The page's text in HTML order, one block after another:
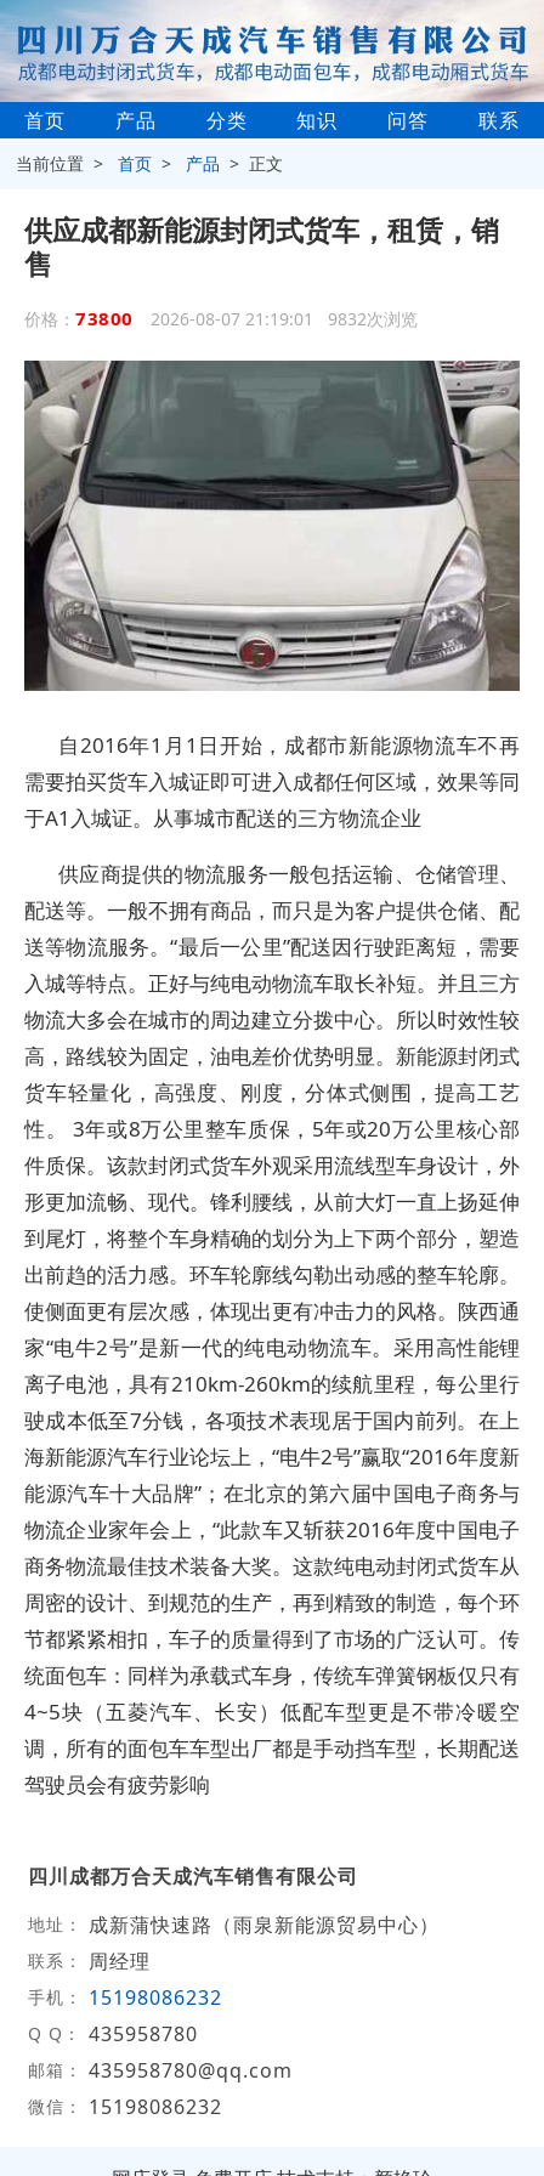
首页 产品 分类 知识 问答 联系
当前位置 >首页 > 产品 > 正文
供应成都新能源封闭式货车，租赁，销
售
价格： 73800 2026-08-07 21:19:01 9832次浏览
自2016年1月1日开始，成都市新能源物流车不再
需要拍买货车入城证即可进入成都任何区域，效果等同
于A1入城证。从事城市配送的三方物流企业
供应商提供的物流服务一般包括运输、仓储管理、
配送等。一般不拥有商品，而只是为客户提供仓储、配
送等物流服务。“最后一公里”配送因行驶距离短，需要
入城等特点。正好与纯电动物流车取长补短。并且三方
物流大多会在城市的周边建立分拨中心。所以时效性较
高，路线较为固定，油电差价优势明显。新能源封闭式
货车轻量化，高强度、刚度，分体式侧围，提高工艺
性。 3年或8万公里整车质保，5年或20万公里核心部
件质保。该款封闭式货车外观采用流线型车身设计，外
形更加流畅、现代。锋利腰线，从前大灯一直上扬延伸
到尾灯，将整个车身精确的划分为上下两个部分，塑造
出前趋的活力感。环车轮廓线勾勒出动感的整车轮廓。
使侧面更有层次感，体现出更有冲击力的风格。陕西通
家“电牛2号”是新一代的纯电动物流车。采用高性能锂
离子电池，具有210km-260km的续航里程，每公里行
驶成本低至7分钱，各项技术表现居于国内前列。在上
海新能源汽车行业论坛上，“电牛2号”赢取“2016年度新
能源汽车十大品牌”；在北京的第六届中国电子商务与
物流企业家年会上，“此款车又斩获2016年度中国电子
商务物流最佳技术装备大奖。这款纯电动封闭式货车从
周密的设计、到规范的生产，再到精致的制造，每个环
节都紧紧相扣，车子的质量得到了市场的广泛认可。传
统面包车：同样为承载式车身，传统车弹簧钢板仅只有
4~5块（五菱汽车、长安）低配车型更是不带冷暖空
调，所有的面包车车型出厂都是手动挡车型，长期配送
驾驶员会有疲劳影响
四川成都万合天成汽车销售有限公司
地址： 成新蒲快速路（雨泉新能源贸易中心）
联系： 周经理
手机： 15198086232
Q Q： 435958780
邮箱： 435958780@qq.com
微信： 15198086232